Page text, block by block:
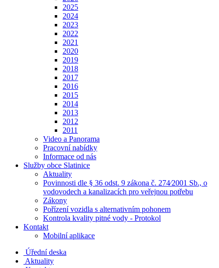
2025
2024
2023
2022
2021
2020
2019
2018
2017
2016
2015
2014
2013
2012
2011
Video a Panorama
Pracovní nabídky
Informace od nás
Služby obce Slatinice
Aktuality
Povinnosti dle § 36 odst. 9 zákona č. 274⁄2001 Sb., o
vodovodech a kanalizacích pro veřejnou potřebu
Zákony
Pořízení vozidla s alternativním pohonem
Kontrola kvality pitné vody - Protokol
Kontakt
Mobilní aplikace
Úřední deska
Aktuality